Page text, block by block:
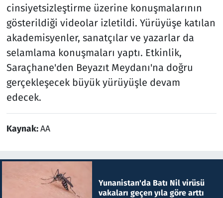
cinsiyetsizleştirme üzerine konuşmalarının
gösterildiği videolar izletildi. Yürüyüşe katılan
akademisyenler, sanatçılar ve yazarlar da
selamlama konuşmaları yaptı. Etkinlik,
Saraçhane'den Beyazıt Meydanı'na doğru
gerçekleşecek büyük yürüyüşle devam
edecek.
Kaynak:AA
Yunanistan'da Batı Nil virüsü
vakaları geçen yıla göre arttı